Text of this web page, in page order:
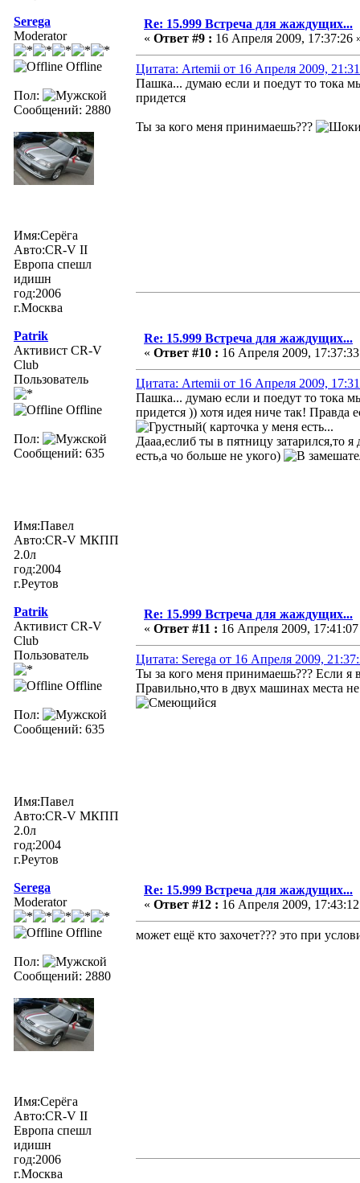
Serega
Moderator
Offline
Пол:
Сообщений: 2880
Имя:Серёга
Авто:CR-V II
Европа спешл
идишн
год:2006
г.Москва
Re: 15.999 Встреча для жаждущих...
« Ответ #9 : 16 Апреля 2009, 17:37:26
Цитата: Artemii от 16 Апреля 2009,
Пашка... думаю если и поедут то тока
придется
Ты за кого меня принимаешь???
Patrik
Активист CR-V
Club
Пользователь
Offline
Пол:
Сообщений: 635
Имя:Павел
Авто:CR-V МКПП
2.0л
год:2004
г.Реутов
Re: 15.999 Встреча для жаждущих...
« Ответ #10 : 16 Апреля 2009,
Цитата: Artemii от 16 Апреля 2009,
Пашка... думаю если и поедут то тока
придется )) хотя идея ниче так! Правда
( карточка у меня есть...
Дааа,еслиб ты в пятницу затарился,то
есть,а чо больше не укого)
Patrik
Активист CR-V
Club
Пользователь
Offline
Пол:
Сообщений: 635
Имя:Павел
Авто:CR-V МКПП
2.0л
год:2004
г.Реутов
Re: 15.999 Встреча для жаждущих...
« Ответ #11 : 16 Апреля 2009,
Цитата: Serega от 16 Апреля 2009,
Ты за кого меня принимаешь??? Если я
Правильно,что в двух машинах места
Serega
Moderator
Offline
Пол:
Сообщений: 2880
Имя:Серёга
Авто:CR-V II
Европа спешл
идишн
год:2006
г.Москва
Re: 15.999 Встреча для жаждущих...
« Ответ #12 : 16 Апреля 2009,
может ещё кто захочет??? это при